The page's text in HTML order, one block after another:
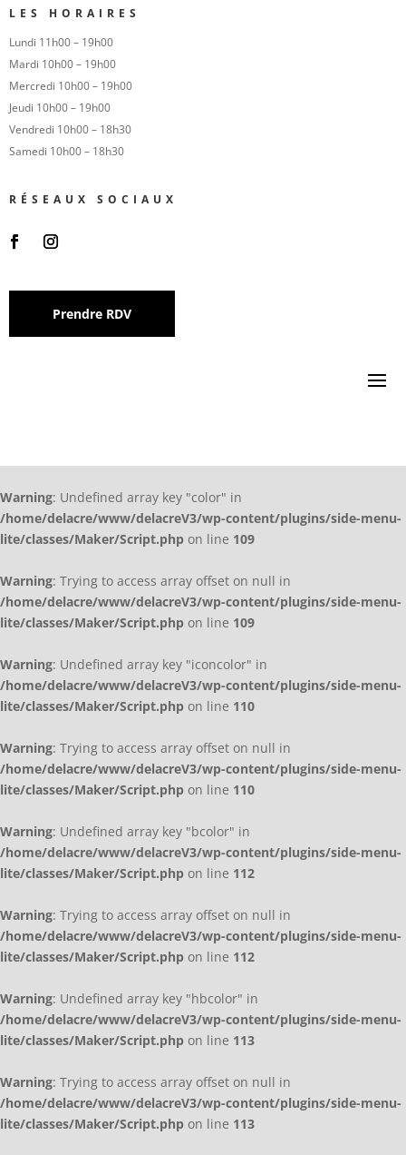
LES HORAIRES
Lundi 11h00 – 19h00
Mardi 10h00 – 19h00
Mercredi 10h00 – 19h00
Jeudi 10h00 – 19h00
Vendredi 10h00 – 18h30
Samedi 10h00 – 18h30
RÉSEAUX SOCIAUX
Prendre RDV
Warning: Undefined array key "color" in
/home/delacre/www/delacreV3/wp-content/plugins/side-menu-
lite/classes/Maker/Script.php on line 109
Warning: Trying to access array offset on null in
/home/delacre/www/delacreV3/wp-content/plugins/side-menu-
lite/classes/Maker/Script.php on line 109
Warning: Undefined array key "iconcolor" in
/home/delacre/www/delacreV3/wp-content/plugins/side-menu-
lite/classes/Maker/Script.php on line 110
Warning: Trying to access array offset on null in
/home/delacre/www/delacreV3/wp-content/plugins/side-menu-
lite/classes/Maker/Script.php on line 110
Warning: Undefined array key "bcolor" in
/home/delacre/www/delacreV3/wp-content/plugins/side-menu-
lite/classes/Maker/Script.php on line 112
Warning: Trying to access array offset on null in
/home/delacre/www/delacreV3/wp-content/plugins/side-menu-
lite/classes/Maker/Script.php on line 112
Warning: Undefined array key "hbcolor" in
/home/delacre/www/delacreV3/wp-content/plugins/side-menu-
lite/classes/Maker/Script.php on line 113
Warning: Trying to access array offset on null in
/home/delacre/www/delacreV3/wp-content/plugins/side-menu-
lite/classes/Maker/Script.php on line 113